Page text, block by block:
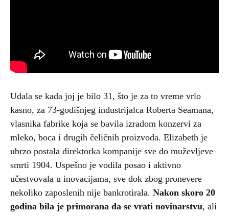
Udala se kada joj je bilo 31, što je za to vreme vrlo
kasno, za 73-godišnjeg industrijalca Roberta Seamana,
vlasnika fabrike koja se bavila izradom konzervi za
mleko, boca i drugih čeličnih proizvoda. Elizabeth je
ubrzo postala direktorka kompanije sve do muževljeve
smrti 1904. Uspešno je vodila posao i aktivno
učestvovala u inovacijama, sve dok zbog pronevere
nekoliko zaposlenih nije bankrotirala. Nakon skoro 20
godina bila je primorana da se vrati novinarstvu, ali